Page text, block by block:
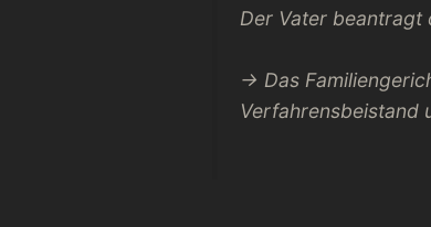
Der Vater beantragt
→ Das
Verfahrensbeistand